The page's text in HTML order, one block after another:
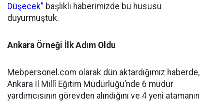
Düşecek” başlıklı haberimizde bu hususu
duyurmuştuk.
Ankara Örneği İlk Adım Oldu
Mebpersonel.com olarak dün aktardığımız haberde,
Ankara İl Millî Eğitim Müdürlüğü’nde 6 müdür
yardımcısının görevden alındığını ve 4 yeni atamanın